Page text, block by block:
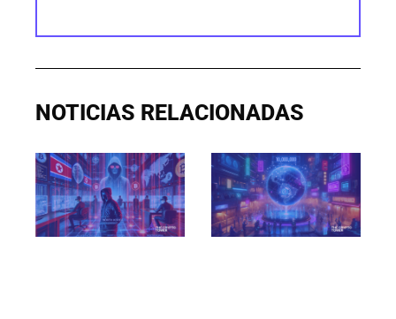
NOTICIAS RELACIONADAS